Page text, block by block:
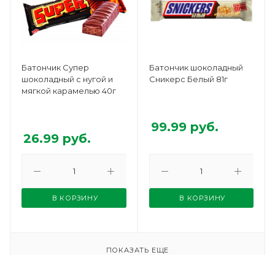
Батончик Супер
шоколадный с нугой и
мягкой карамелью 40г
26.99 руб.
В КОРЗИНУ
Батончик шоколадный
Сникерс Белый 81г
99.99руб.
В КОРЗИНУ
ПОКАЗАТЬ ЕЩЕ